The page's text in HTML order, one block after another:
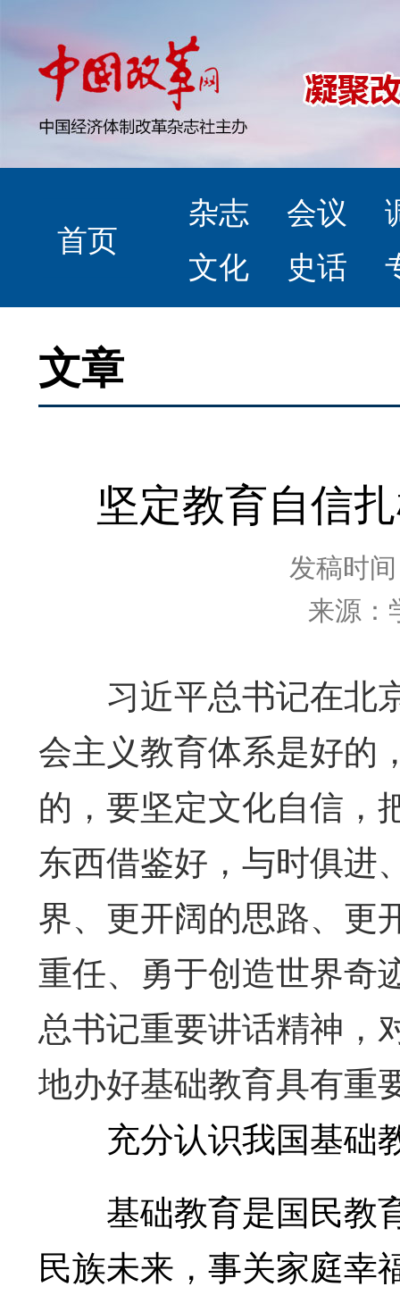
首页
杂志 会议
文化
史话
文章
坚定教育自信
发稿时
来源：
习近平总书记在北
会主义教育体系是好的
的，要坚定文化自信，
东西借鉴好，与时俱进
界、更开阔的思路、更
重任、勇于创造世界奇
总书记重要讲话精神，
地办好基础教育具有重
充分认识我国基础
基础教育是国民教
民族未来，事关家庭幸